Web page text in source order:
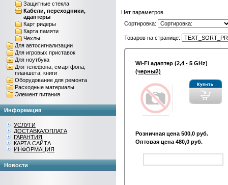
Защитные стекла
Кабели, переходники,
адаптеры
Карт ридеры
Карта памяти
Чехлы
Для автосигнализации
Для игровых приставок
Для ноутбука
Для телефона, смартфона,
планшета, книги
Оборудование для ремонта
Расходные материалы
Элемент питания
Информация
УСЛУГИ
ДОСТАВКА/ОПЛАТА
ГАРАНТИЯ
КАРТА САЙТА
ИНФОРМАЦИЯ
Новости
Нет параметров
Сортировка:
Товаров на странице:
Wi-Fi адаптер (2,4 - 5 GHz)
(черный)
Розничная цена 500,0 руб.
Оптовая цена 480,0 руб.